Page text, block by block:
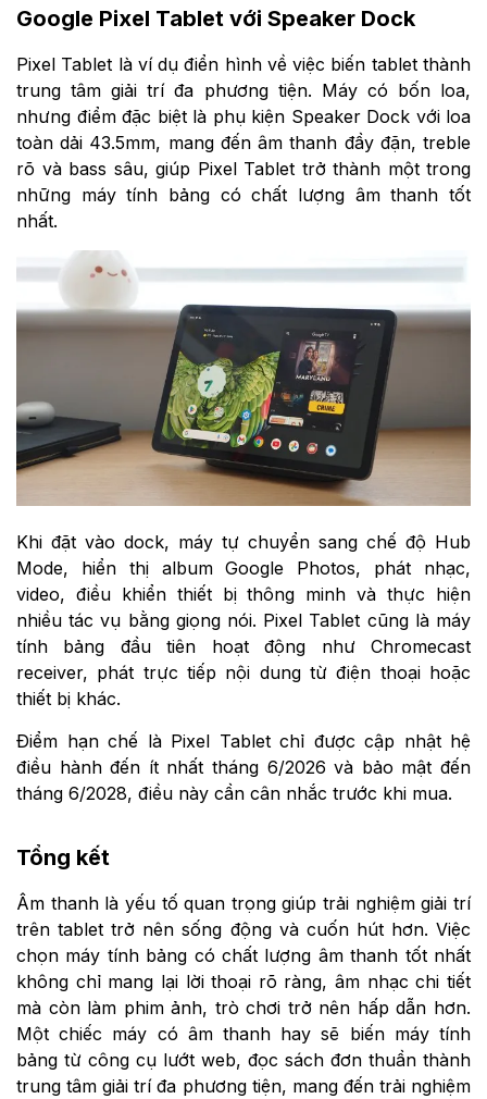
Google Pixel Tablet với Speaker Dock
Pixel Tablet là ví dụ điển hình về việc biến tablet thành
trung tâm giải trí đa phương tiện. Máy có bốn loa,
nhưng điểm đặc biệt là phụ kiện Speaker Dock với loa
toàn dải 43.5mm, mang đến âm thanh đầy đặn, treble
rõ và bass sâu, giúp Pixel Tablet trở thành một trong
những máy tính bảng có chất lượng âm thanh tốt
nhất.
Khi đặt vào dock, máy tự chuyển sang chế độ Hub
Mode, hiển thị album Google Photos, phát nhạc,
video, điều khiển thiết bị thông minh và thực hiện
nhiều tác vụ bằng giọng nói. Pixel Tablet cũng là máy
tính bảng đầu tiên hoạt động như Chromecast
receiver, phát trực tiếp nội dung từ điện thoại hoặc
thiết bị khác.
Điểm hạn chế là Pixel Tablet chỉ được cập nhật hệ
điều hành đến ít nhất tháng 6/2026 và bảo mật đến
tháng 6/2028, điều này cần cân nhắc trước khi mua.
Tổng kết
Âm thanh là yếu tố quan trọng giúp trải nghiệm giải trí
trên tablet trở nên sống động và cuốn hút hơn. Việc
chọn máy tính bảng có chất lượng âm thanh tốt nhất
không chỉ mang lại lời thoại rõ ràng, âm nhạc chi tiết
mà còn làm phim ảnh, trò chơi trở nên hấp dẫn hơn.
Một chiếc máy có âm thanh hay sẽ biến máy tính
bảng từ công cụ lướt web, đọc sách đơn thuần thành
trung tâm giải trí đa phương tiện, mang đến trải nghiệm